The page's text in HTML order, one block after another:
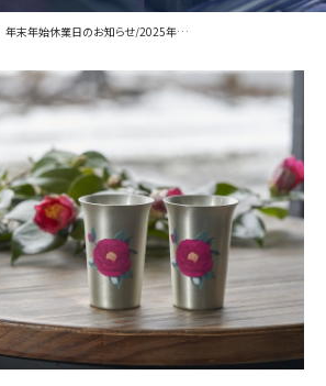
年末年始休業日のお知らせ/2025年営業カレンダー